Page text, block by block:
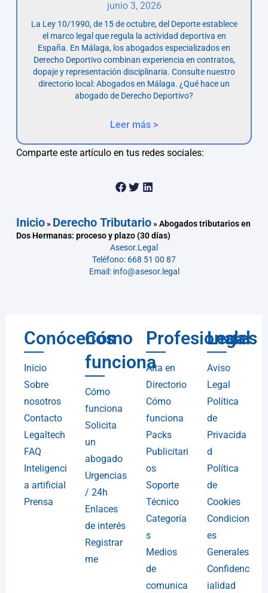
junio 3, 2026
La Ley 10/1990, de 15 de octubre, del Deporte establece
el marco legal que regula la actividad deportiva en
España. En Málaga, los abogados especializados en
Derecho Deportivo combinan experiencia en contratos,
dopaje y representación disciplinaria. Consulte nuestro
directorio local: Abogados en Málaga. ¿Qué hace un
abogado de Derecho Deportivo?
Leer más >
Comparte este artículo en tus redes sociales:
Inicio» Derecho Tributario»Abogados tributarios en
Dos Hermanas: proceso y plazo (30 días)
Asesor.Legal
Teléfono: 668 51 00 87
Email: info@asesor.legal
Conócenos
Inicio
Sobre
nosotros
Contacto
Legaltech
FAQ
Inteligenci
a artificial
Prensa
Cómo
funciona
Cómo
funciona
Solicita
un
abogado
Urgencias
/ 24h
Enlaces
de interés
Registrar
me
Profesionales
Alta en
Directorio
Cómo
funciona
Packs
Publicitari
os
Soporte
Técnico
Categoría
s
Medios
de
comunica
Legal
Aviso
Legal
Política
de
Privacida
d
Política
de
Cookies
Condicion
es
Generales
Confidenc
ialidad